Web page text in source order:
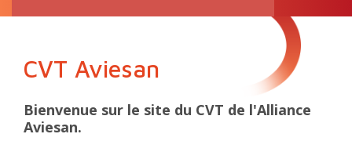
CVT Aviesan
Bienvenue sur le site du CVT de l'Alliance
Aviesan.